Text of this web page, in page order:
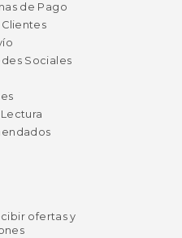
de Pago
Sociales
ofertas y